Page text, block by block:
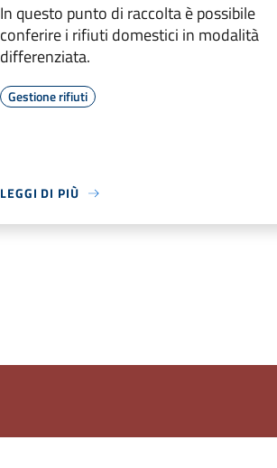
In questo punto di raccolta è possibile
conferire i rifiuti domestici in modalità
differenziata.
Gestione rifiuti
LEGGI DI PIÙ